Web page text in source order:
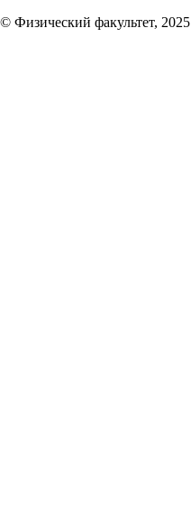
© Физический факультет, 2025